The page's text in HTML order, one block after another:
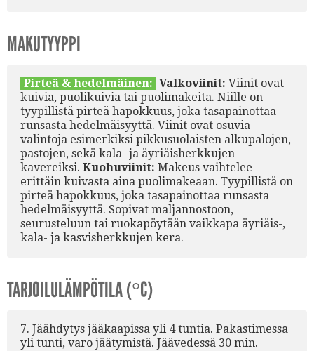
MAKUTYYPPI
Pirteä & hedelmäinen: Valkoviinit: Viinit ovat
kuivia, puolikuivia tai puolimakeita. Niille on
tyypillistä pirteä hapokkuus, joka tasapainottaa
runsasta hedelmäisyyttä. Viinit ovat osuvia
valintoja esimerkiksi pikkusuolaisten alkupalojen,
pastojen, sekä kala- ja äyriäisherkkujen
kavereiksi. Kuohuviinit: Makeus vaihtelee
erittäin kuivasta aina puolimakeaan. Tyypillistä on
pirteä hapokkuus, joka tasapainottaa runsasta
hedelmäisyyttä. Sopivat maljannostoon,
seurusteluun tai ruokapöytään vaikkapa äyriäis-,
kala- ja kasvisherkkujen kera.
TARJOILULÄMPÖTILA (°C)
7. Jäähdytys jääkaapissa yli 4 tuntia. Pakastimessa
yli tunti, varo jäätymistä. Jäävedessä 30 min.